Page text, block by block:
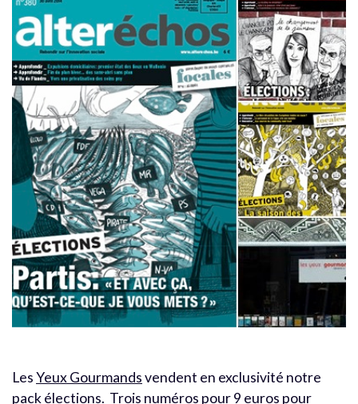
LesYeux Gourmandsvendent en exclusivité notre
pack élections. Trois numéros pour 9 euros pour